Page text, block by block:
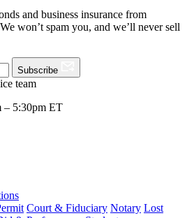
and business insurance from
won’t spam you, and we’ll never sell
Subscribe
team
– 5:30pm ET
Court & Fiduciary Notary Lost